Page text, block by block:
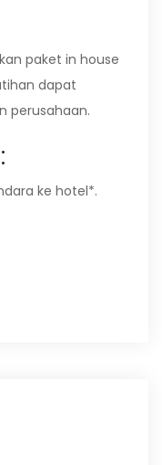
paket in house
dapat
perusahaan.
ke hotel*.